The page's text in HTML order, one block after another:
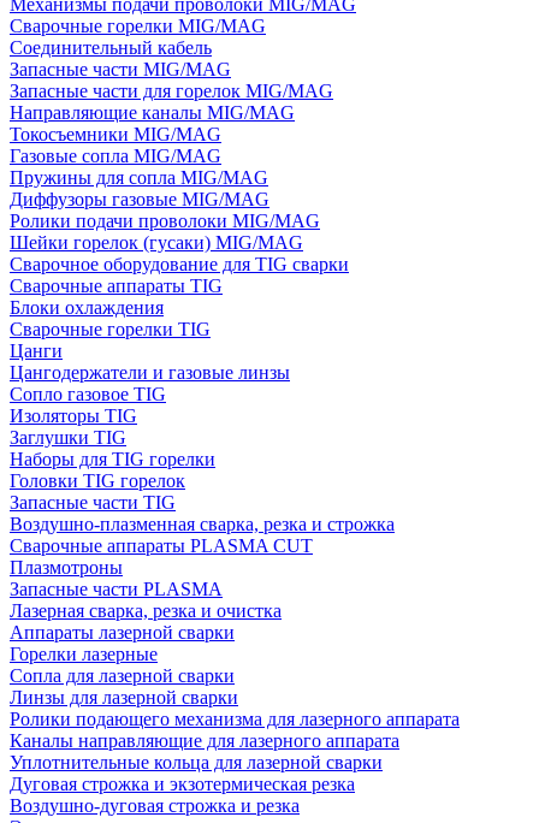
Механизмы подачи проволоки MIG/MAG
Сварочные горелки MIG/MAG
Соединительный кабель
Запасные части MIG/MAG
Запасные части для горелок MIG/MAG
Направляющие каналы MIG/MAG
Токосъемники MIG/MAG
Газовые сопла MIG/MAG
Пружины для сопла MIG/MAG
Диффузоры газовые MIG/MAG
Ролики подачи проволоки MIG/MAG
Шейки горелок (гусаки) MIG/MAG
Сварочное оборудование для TIG сварки
Сварочные аппараты TIG
Блоки охлаждения
Сварочные горелки TIG
Цанги
Цангодержатели и газовые линзы
Сопло газовое TIG
Изоляторы TIG
Заглушки TIG
Наборы для TIG горелки
Головки TIG горелок
Запасные части TIG
Воздушно-плазменная сварка, резка и строжка
Сварочные аппараты PLASMA CUT
Плазмотроны
Запасные части PLASMA
Лазерная сварка, резка и очистка
Аппараты лазерной сварки
Горелки лазерные
Сопла для лазерной сварки
Линзы для лазерной сварки
Ролики подающего механизма для лазерного аппарата
Каналы направляющие для лазерного аппарата
Уплотнительные кольца для лазерной сварки
Дуговая строжка и экзотермическая резка
Воздушно-дуговая строжка и резка